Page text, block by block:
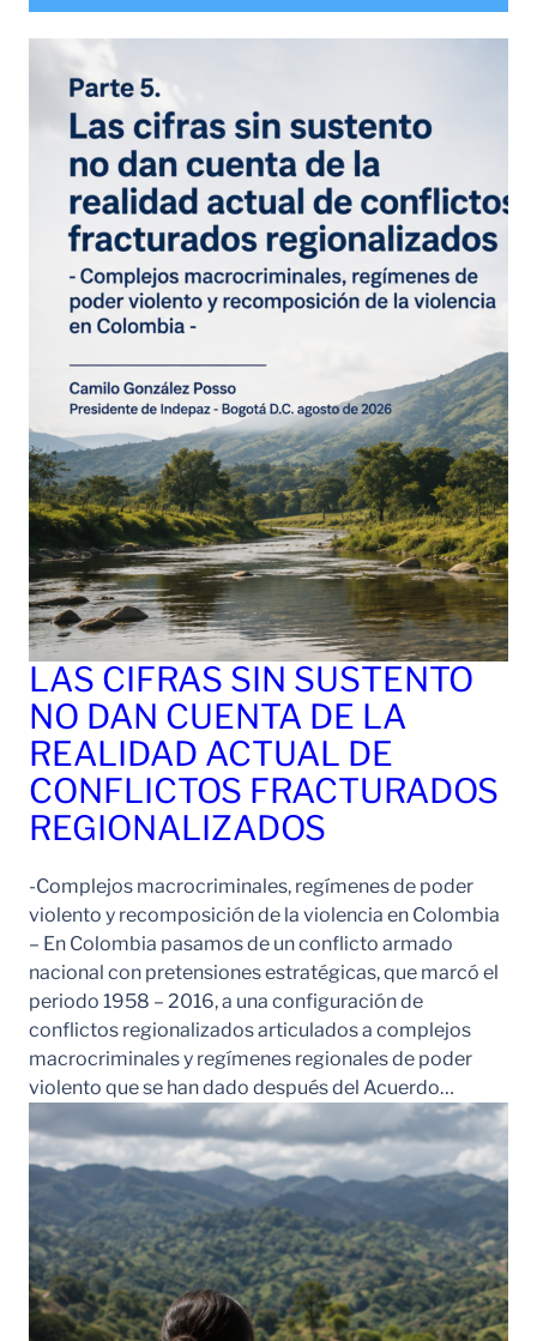
LAS CIFRAS SIN SUSTENTO
NO DAN CUENTA DE LA
REALIDAD ACTUAL DE
CONFLICTOS FRACTURADOS
REGIONALIZADOS
-Complejos macrocriminales, regímenes de poder
violento y recomposición de la violencia en Colombia
– En Colombia pasamos de un conflicto armado
nacional con pretensiones estratégicas, que marcó el
periodo 1958 – 2016, a una configuración de
conflictos regionalizados articulados a complejos
macrocriminales y regímenes regionales de poder
violento que se han dado después del Acuerdo…